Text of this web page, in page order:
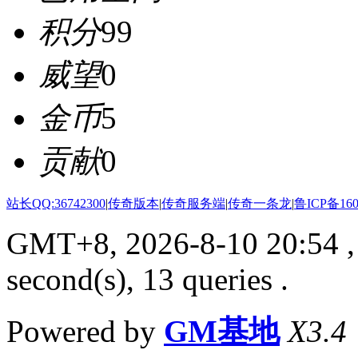
积分99
威望0
金币5
贡献0
站长QQ:36742300|传奇版本|传奇服务端|传奇一条龙|鲁ICP备
GMT+8, 2026-8-10 20:54
second(s), 13 queries .
Powered by GM基地 X3.4